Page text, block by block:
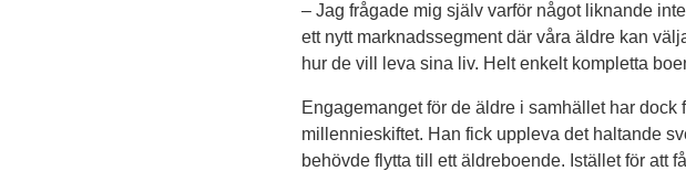
– Jag frågade mig själv varför något liknande
ett nytt marknadssegment där våra äldre kan
hur de vill leva sina liv. Helt enkelt kompletta
Engagemanget för de äldre i samhället har
millennieskiftet. Han fick uppleva det haltande
behövde flytta till ett äldreboende. Istället för att